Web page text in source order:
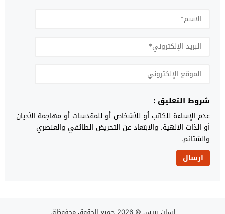
شروط التعليق :
عدم الإساءة للكاتب أو للأشخاص أو للمقدسات أو مهاجمة الأديان
أو الذات الالهية. والابتعاد عن التحريض الطائفي والعنصري
والشتائم.